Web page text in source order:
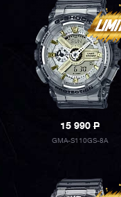
15 990P
GMA-S110GS-8A